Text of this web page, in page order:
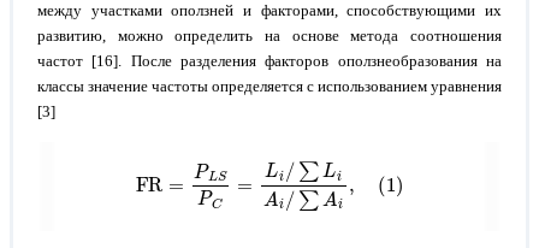
между участками оползней и факторами, способствующими их
развитию, можно определить на основе метода соотношения
частот [16]. После разделения факторов оползнеобразования на
классы значение частоты определяется с использованием уравнения
[3]
SP ∑ iAi/ ∑